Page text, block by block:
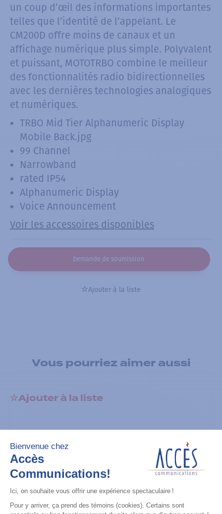
un coup d’œil des informations importantes
telles que l’identité de l’appelant. Le
CM200D offre moins de canaux et un
affichage numérique plus simple. Polyvalent
et puissant, MOTOTRBO combine le meilleur
des fonctionnalités radio bidirectionnelles
avec les dernières technologies analogiques
et numériques.
TRBO Mid Tier Alphanumeric Display
Mobile Back.jpg
99 Channel
Narrowband
rated IP54
Alphanumeric Display
Voice Announcement
Voir les accessoires disponibles
Demande de soumission
Ajouter à la liste
Vous pourriez aimer aussi
Ajouter à la liste